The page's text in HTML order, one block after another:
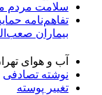
سلامت مردم
تفاهم‌نامه
بیماران
آب و هوای
نوشته تصادفی
تغییر پوسته